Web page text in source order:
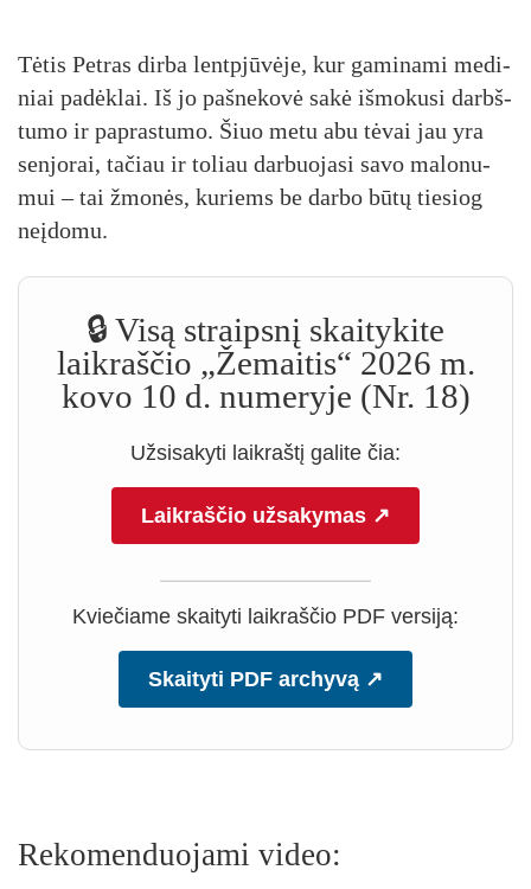
Tė­tis Pet­ras dir­ba lentp­jū­vė­je, kur ga­mi­na­mi me­di­
niai pa­dėk­lai. Iš jo pa­šne­ko­vė sa­kė iš­mo­ku­si darbš­
tu­mo ir pa­pras­tu­mo. Šiuo me­tu abu tė­vai jau yra
sen­jo­rai, ta­čiau ir to­liau dar­buo­ja­si sa­vo ma­lo­nu­
mui – tai žmo­nės, ku­riems be dar­bo bū­tų tie­siog
neį­do­mu.
🔒 Visą straipsnį skaitykite
laikraščio „Žemaitis“ 2026 m.
kovo 10 d. numeryje (Nr. 18)
Užsisakyti laikraštį galite čia:
Laikraščio užsakymas ↗
Kviečiame skaityti laikraščio PDF versiją:
Skaityti PDF archyvą ↗
Rekomenduojami video: